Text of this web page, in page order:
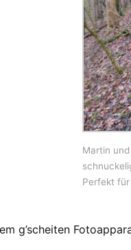
Martin
Perfekt
g’scheiten